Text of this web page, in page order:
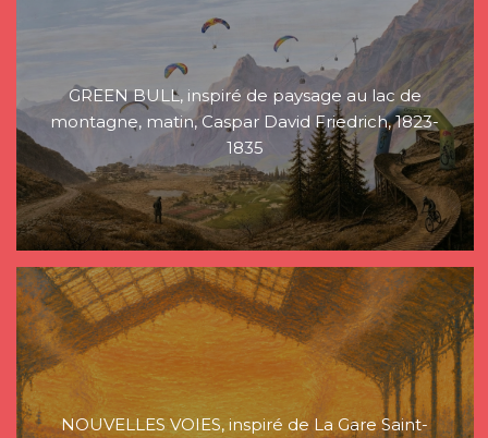
GREEN BULL, inspiré de paysage au lac de
montagne, matin, Caspar David Friedrich, 1823-
1835
NOUVELLES VOIES, inspiré de La Gare Saint-